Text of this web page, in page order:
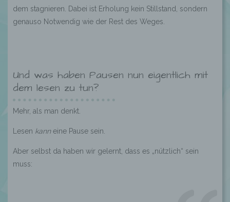
dem stagnieren. Dabei ist Erholung kein Stillstand, sondern
genauso Notwendig wie der Rest des Weges.
Und was haben Pausen nun eigentlich mit
dem lesen zu tun?
Mehr, als man denkt.
Lesen kanneine Pause sein.
Aber selbst da haben wir gelernt, dass es „nützlich“ sein
muss: